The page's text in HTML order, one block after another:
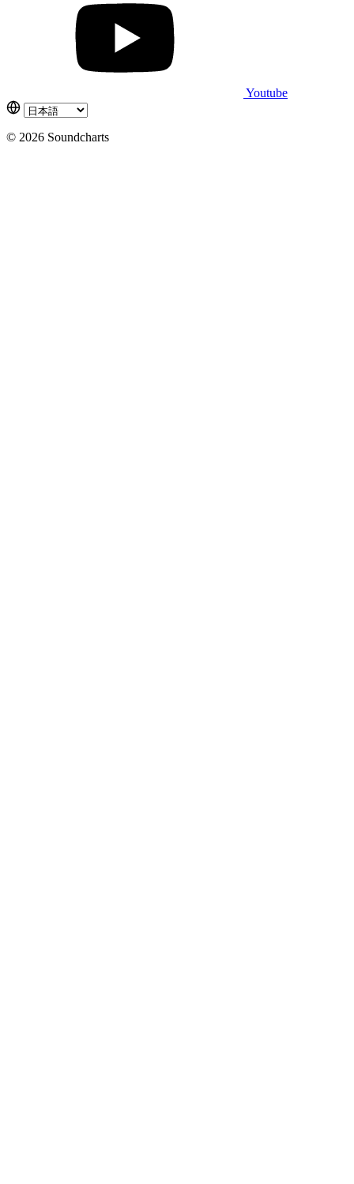
Youtube
© 2026 Soundcharts